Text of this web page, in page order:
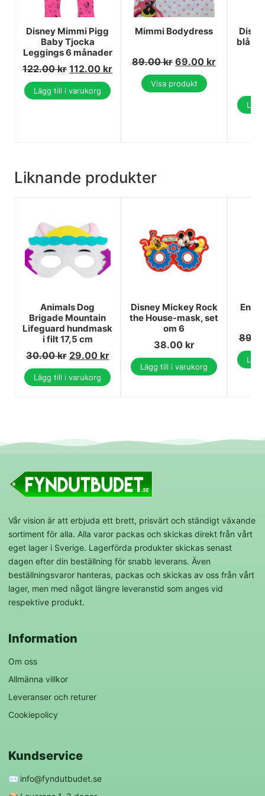
Disney Mimmi Pigg
Baby Tjocka
Leggings 6 månader
122.00kr 112.00 kr
Lägg till i varukorg
Mimmi Bodydress
89.00kr 69.00 kr
Visa produkt
blå
Liknande produkter
Animals Dog
Brigade Mountain
Lifeguard hundmask
i filt 17,5 cm
30.00kr 29.00 kr
Lägg till i varukorg
Disney Mickey Rock
the House-mask, set
om 6
38.00 kr
Lägg till i varukorg
Vår vision är att erbjuda ett brett, prisvärt och ständigt växande
sortiment för alla. Alla varor packas och skickas direkt från vårt
eget lager i Sverige. Lagerförda produkter skickas senast
dagen efter din beställning för snabb leverans. Även
beställningsvaror hanteras, packas och skickas av oss från vårt
lager, men med något längre leveranstid som anges vid
respektive produkt.
Information
Om oss
Allmänna villkor
Leveranser och returer
Cookiepolicy
Kundservice
✉️ info@fyndutbudet.se